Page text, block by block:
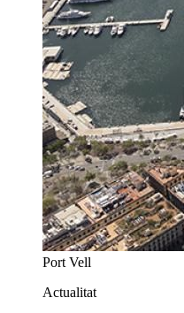
Port Vell
Actualitat